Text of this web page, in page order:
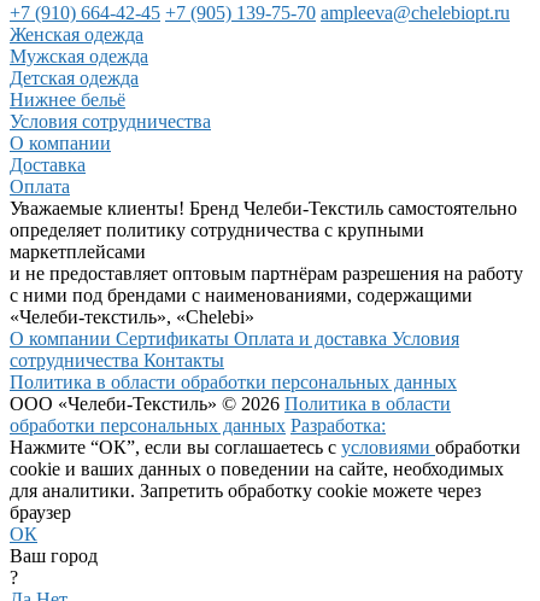
+7 (910) 664-42-45 +7 (905) 139-75-70 ampleeva@chelebiopt.ru
Женская одежда
Мужская одежда
Детская одежда
Нижнее бельё
Условия сотрудничества
О компании
Доставка
Оплата
Уважаемые клиенты! Бренд Челеби-Текстиль самостоятельно
определяет политику сотрудничества с крупными
маркетплейсами
и не предоставляет оптовым партнёрам разрешения на работу
с ними под брендами с наименованиями, содержащими
«Челеби-текстиль», «Chelebi»
О компании Сертификаты Оплата и доставка Условия
сотрудничества Контакты
Политика в области обработки персональных данных
ООО «Челеби-Текстиль» © 2026 Политика в области
обработки персональных данных Разработка:
Нажмите “ОК”, если вы соглашаетесь с условиями обработки
cookie и ваших данных о поведении на сайте, необходимых
для аналитики. Запретить обработку cookie можете через
браузер
ОК
Ваш город
?